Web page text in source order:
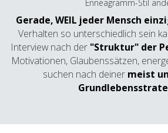
Enneagramm-Stil
Gerade, WEIL jeder Mensch
Verhalten so unterschiedlich sein
Interview nach der "Struktur" der
Motivationen, Glaubenssätzen,
suchen nach deiner meist